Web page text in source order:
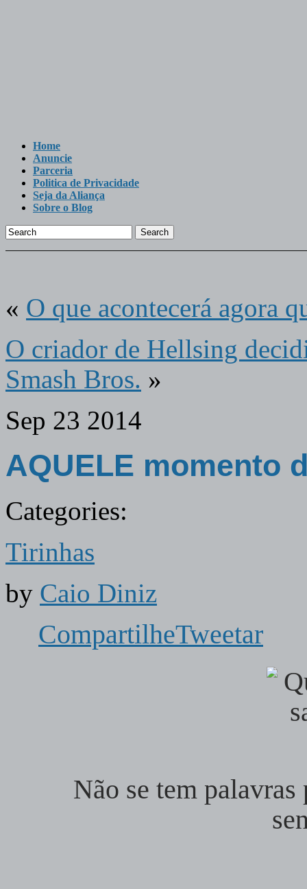
Home
Anuncie
Parceria
Politica de Privacidade
Seja da Aliança
Sobre o Blog
Search
« O que acontecerá agora
O criador de Hellsing
Smash Bros. »
Sep 23 2014
AQUELE momento
Categories:
Tirinhas
by Caio Diniz
CompartilheTweetar
Não se tem palavras